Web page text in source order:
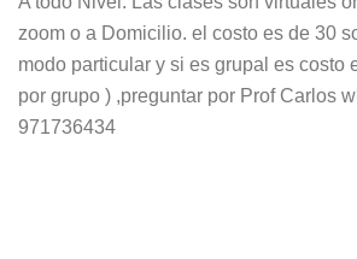
zoom o a Domicilio. el costo es de 30
modo particular y si es grupal es costo
por grupo ) ,preguntar por Prof Carlos
971736434